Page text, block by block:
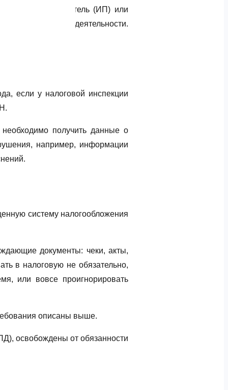
предприниматель (ИП) или
в ходе своей деятельности.
если у налоговой инспекции
получить данные о
например, информации
систему налогообложения
документы: чеки, акты,
в налоговую не обязательно,
или вовсе проигнорировать
описаны выше.
освобождены от обязанности